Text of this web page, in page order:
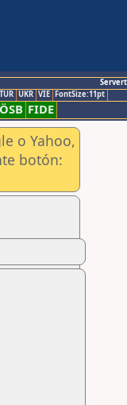
TUR UKR VIE FontSize:11pt
ÖSB FIDE
o Yahoo,
botón: